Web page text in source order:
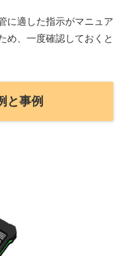
に適した指示がマニュア
め、一度確認しておくと
と事例